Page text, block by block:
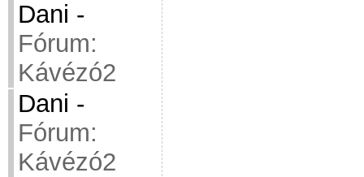
Dani -
Fórum:
Kávézó2
Dani -
Fórum:
Kávézó2